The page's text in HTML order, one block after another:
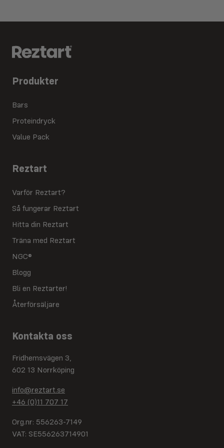
Produkter
Bars
Proteindryck
Value Pack
Reztart
Varför Reztart?
Så fungerar Reztart
Hitta din Reztart
Träna med Reztart
NGC®
Blogg
Bli en Reztarter!
Återförsäljare
Kontakta oss
Fridhemsvägen 3,
602 13 Norrköping
info@reztart.se
+46 (0)11 707 17
Org.nr: 556263-7149
VAT: SE556263714901